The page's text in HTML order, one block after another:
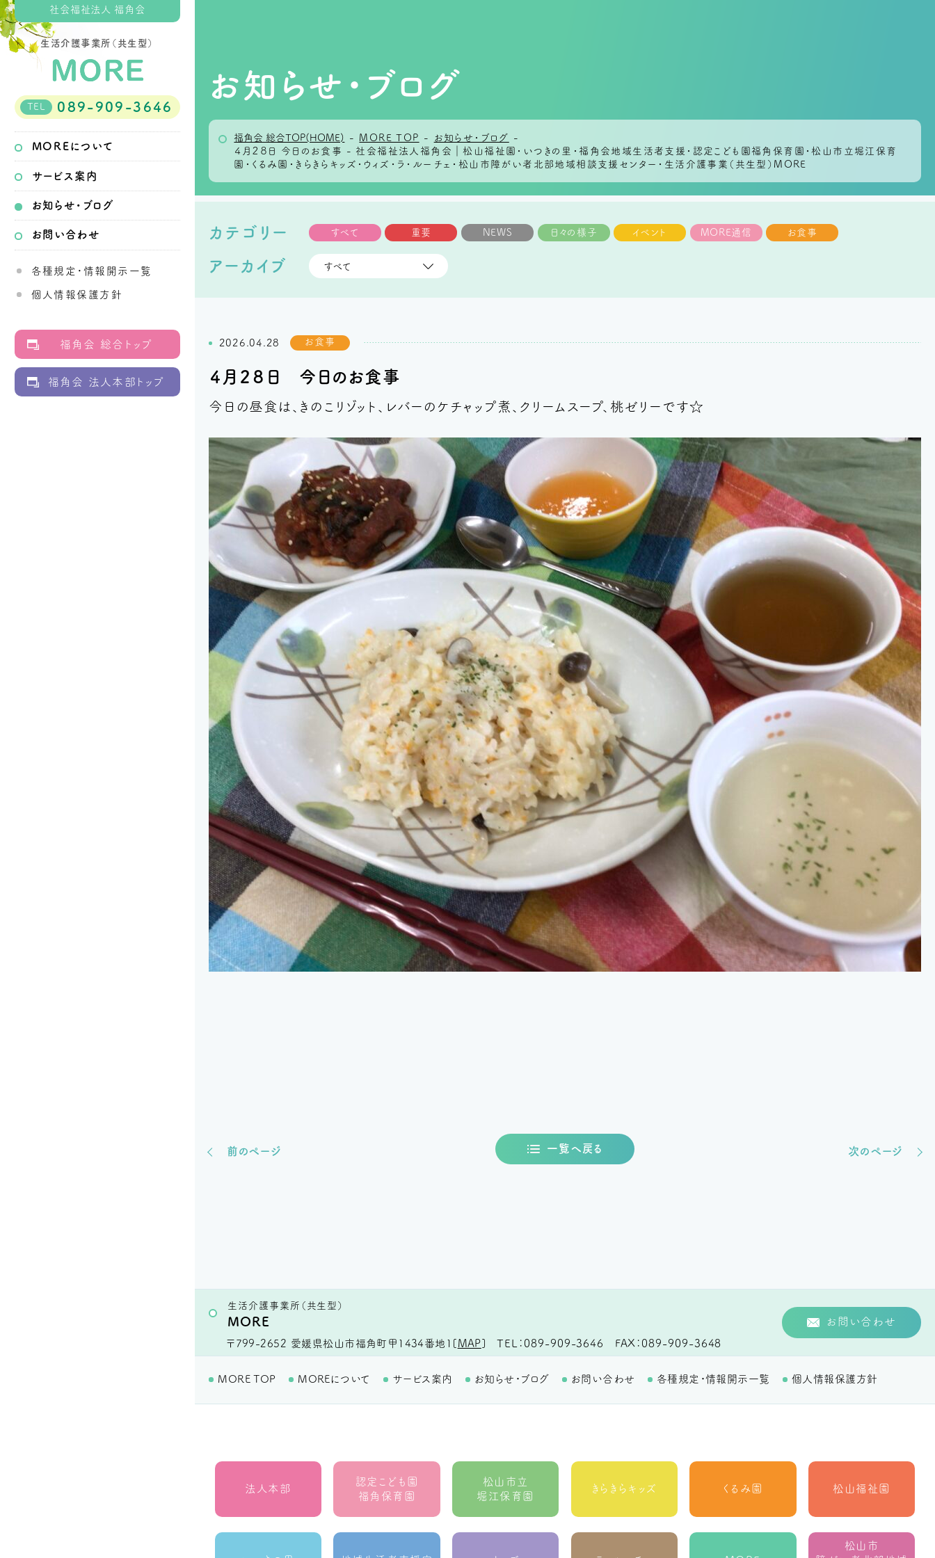
社会福祉法人 福角会
生活介護事業所（共生型）
TEL 089-909-3646
MOREについて
サービス案内
お知らせ・ブログ
お問い合わせ
各種規定・情報開示一覧
個人情報保護方針
福角会 総合トップ
福角会 法人本部トップ
お知らせ・ブログ
福角会 総合TOP(HOME) - MORE TOP - お知らせ・ブログ
-
４月２８日 今日のお食事 - 社会福祉法人福角会｜松山福祉園・いつきの里・福角会地域生活者支援・認定こども園福角保育園・松山市立堀江保育
園・くるみ園・きらきらキッズ・ウィズ・ラ・ルーチェ・松山市障がい者北部地域相談支援センター・生活介護事業（共生型）MORE
カテゴリー すべて 重要 NEWS 日々の様子 イベント MORE通信 お食事
アーカイブ
2026.04.28 お食事
４月２８日 今日のお食事
今日の昼食は、きのこリゾット、レバーのケチャップ煮、クリームスープ、桃ゼリーです☆
前のページ 次のページ
一覧へ戻る
生活介護事業所（共生型）
MORE
〒799-2652 愛媛県松山市福角町甲1434番地1 [ MAP ] TEL 089-909-3646 FAX 089-909-3648
お問い合わせ
MORE TOP MOREについて サービス案内 お知らせ・ブログ お問い合わせ 各種規定・情報開示一覧 個人情報保護方針
法人本部
認定こども園
福角保育園
松山市立
堀江保育園
きらきらキッズ くるみ園 松山福祉園
松山市